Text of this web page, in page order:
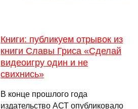
Книги: публикуем отрывок из
книги Славы Гриса «Сделай
видеоигру один и не
свихнись»
В конце прошлого года
издательство АСТ опубликовало